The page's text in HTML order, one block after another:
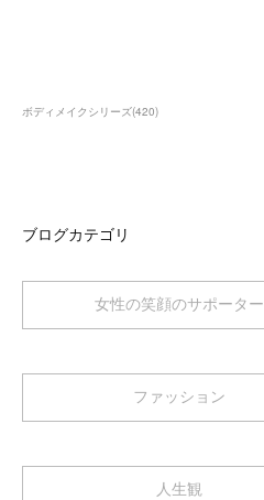
ボディメイクシリーズ(420)
ブログカテゴリ
女性の笑顔のサポーター
ファッション
人生観